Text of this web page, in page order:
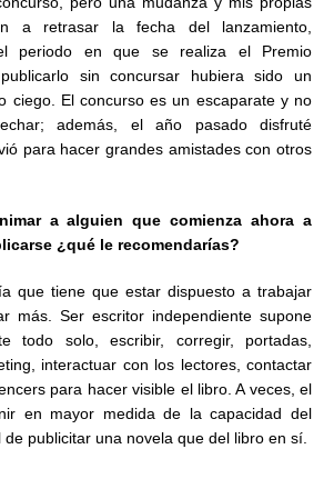
a retrasar la fecha del lanzamiento,
periodo en que se realiza el Premio
sin concursar hubiera sido un
ciego. El concurso es un escaparate y no
además, el año pasado disfruté
para hacer grandes amistades con otros
a alguien que comienza ahora a
¿qué le recomendarías?
que tiene que estar dispuesto a trabajar
más. Ser escritor independiente supone
todo solo, escribir, corregir, portadas,
interactuar con los lectores, contactar
para hacer visible el libro. A veces, el
en mayor medida de la capacidad del
publicitar una novela que del libro en sí.